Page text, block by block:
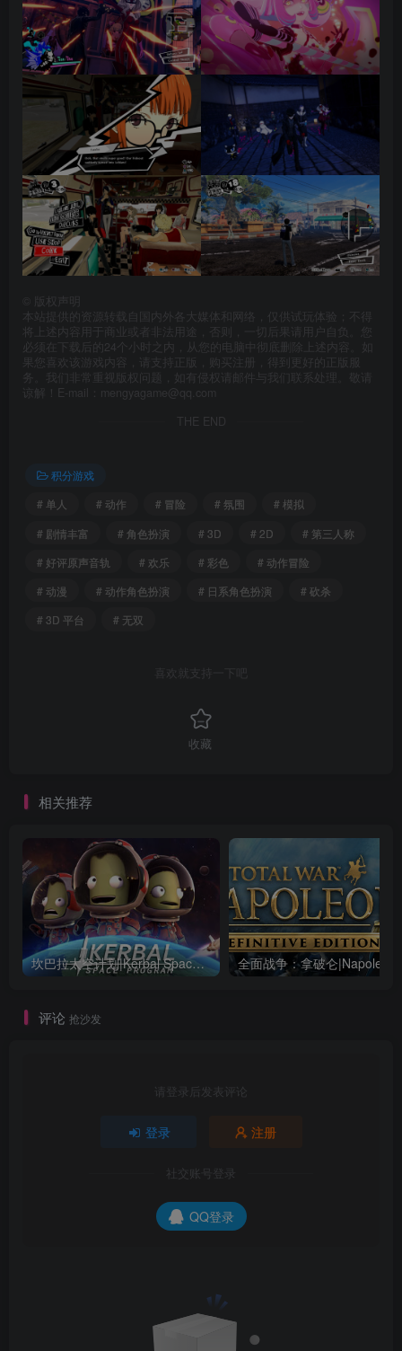
版权声明
本站提供的资源转载自国内外各大媒体和网络，仅供试玩体验；不得
将上述内容用于商业或者非法用途，否则，一切后果请用户自负。您
必须在下载后的24个小时之内，从您的电脑中彻底删除上述内容。如
果您喜欢该游戏内容，请支持正版，购买注册，得到更好的正版服
务。我们非常重视版权问题，如有侵权请邮件与我们联系处理。敬请
谅解！E-mail：mengyagame@qq.com
THE END
积分游戏
# 单人
# 动作 # 冒险 # 氛围
# 模拟
# 剧情丰富
# 角色扮演 # 3D # 2D
# 第三人称
# 好评原声音轨
# 欢乐 # 彩色
# 动作冒险
# 动漫
# 动作角色扮演 # 日系角色扮演
# 砍杀
# 3D 平台
# 无双
喜欢就支持一下吧
收藏
相关推荐
坎巴拉太空计划|Kerbal Space Program|1.12.5.3190|整合全DLC
评论 抢沙发
请登录后发表评论
登录 注册
社交账号登录
QQ登录